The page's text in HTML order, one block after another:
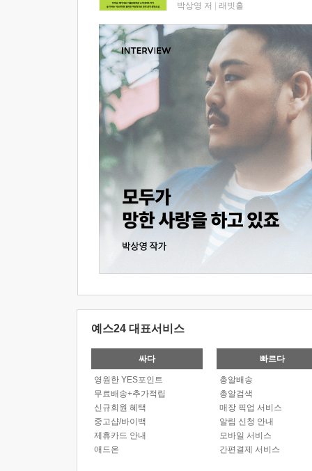
박상영 저 래빗홀
예스24 대표서비스
싸다
영원한 YES포인트
무료배송+추가적립
신규회원 혜택
중고샵/바이백
제휴카드 안내
애드온
빠르다
총알배송
총알검색
매장 픽업 서비스
알림 신청 안내
모바일 서비스
간편결제 서비스